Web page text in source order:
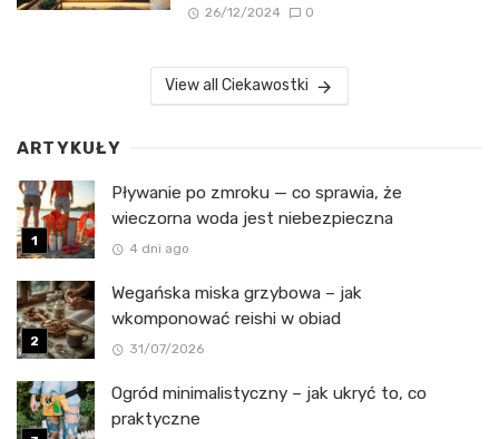
26/12/2024 0
View all Ciekawostki
ARTYKUŁY
Pływanie po zmroku — co sprawia, że
wieczorna woda jest niebezpieczna
4 dni ago
Wegańska miska grzybowa – jak
wkomponować reishi w obiad
31/07/2026
Ogród minimalistyczny – jak ukryć to, co
praktyczne